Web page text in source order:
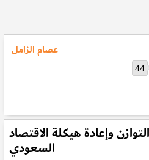
عصام الزامل
44
وإعادة هيكلة الاقتصاد
السعودي